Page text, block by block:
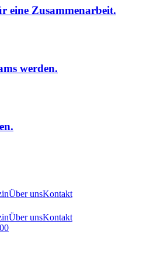
eine Zusammenarbeit.
werden.
Über unsKontakt
Über unsKontakt